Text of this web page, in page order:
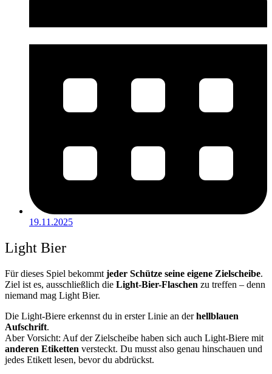
19.11.2025
Light Bier
Für dieses Spiel bekommt jeder Schütze seine eigene Zielscheibe.
Ziel ist es, ausschließlich die Light-Bier-Flaschen zu treffen – denn
niemand mag Light Bier.
Die Light-Biere erkennst du in erster Linie an derhellblauen
Aufschrift.
Aber Vorsicht: Auf der Zielscheibe haben sich auch Light-Biere mit
anderen Etiketten versteckt. Du musst also genau hinschauen und
jedes Etikett lesen, bevor du abdrückst.